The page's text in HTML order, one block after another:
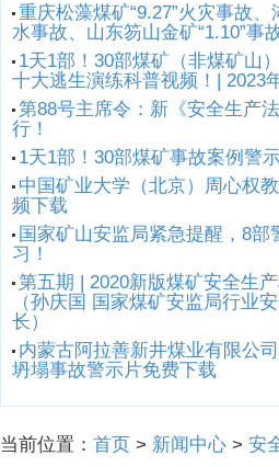
重庆松藻煤矿“9.27”火灾事故、
水事故、山东笏山金矿“1.10”事
1天1部！30部煤矿（非煤矿山
十大逃生演练科普视频！| 2023
第88号主席令：新《安全生产
行！
1天1部！30部煤矿事故案例警
中国矿业大学（北京）周心权
频下载
国家矿山安监局紧急提醒，8部
习！
第五期 | 2020新版煤矿安全生
（孙庆国 国家煤矿安监局行业
长）
内蒙古阿拉善新井煤业有限公
坍塌事故警示片免费下载
当前位置： 首页 > 新闻中心 > 安